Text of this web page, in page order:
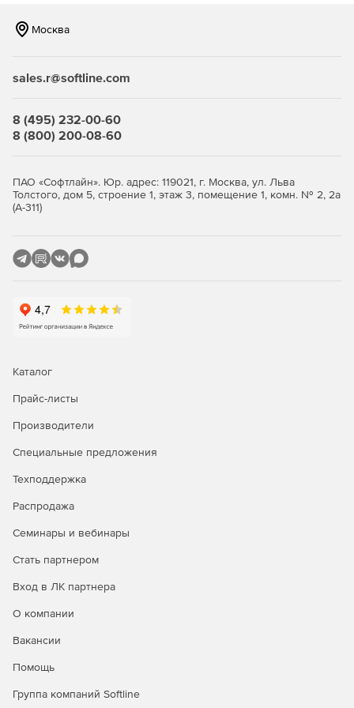
Симуляция вышивки, предоставляющая 3D-
Выбор из 4 уровней работы в программе: Professional
Elite, Creator+, Modifier+ и Reader – в зависимости от
Опции COMPUCON EOS:
True Type в стежки.
крестом.
пространстве.
Photostitch – трансформация импортированного фото
Москва
sales.r@softline.com
8 (495) 232-00-60
8 (800) 200-08-60
ПАО «Софтлайн». Юр. адрес: 119021, г. Москва, ул. Льва
Толстого, дом 5, строение 1, этаж 3, помещение 1, комн. № 2, 2а
(А-311)
Каталог
Прайс-листы
Производители
Специальные предложения
Техподдержка
Распродажа
Семинары и вебинары
Стать партнером
Вход в ЛК партнера
О компании
Вакансии
Помощь
Группа компаний Softline